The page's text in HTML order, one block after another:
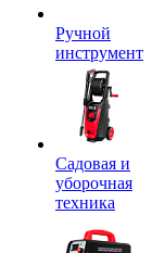
Ручной
инструмент
Садовая и
уборочная
техника